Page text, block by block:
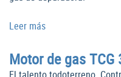
Leer más
Motor de gas TCG